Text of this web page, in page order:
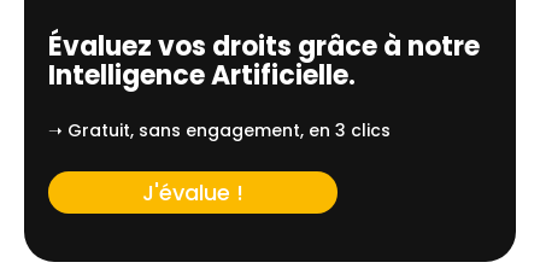
Évaluez vos droits grâce à notre
Intelligence Artificielle.
➝ Gratuit, sans engagement, en 3 clics
J'évalue !